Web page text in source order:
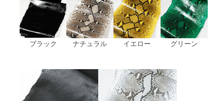
ブラック ナチュラル イエロー グリーン